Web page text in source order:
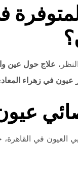
علاج حول عين
عيون في زهراء
العيون في القاهرة،